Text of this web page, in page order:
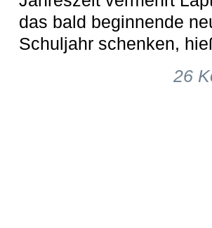
das bald beginnende
Schuljahr schenken,
26